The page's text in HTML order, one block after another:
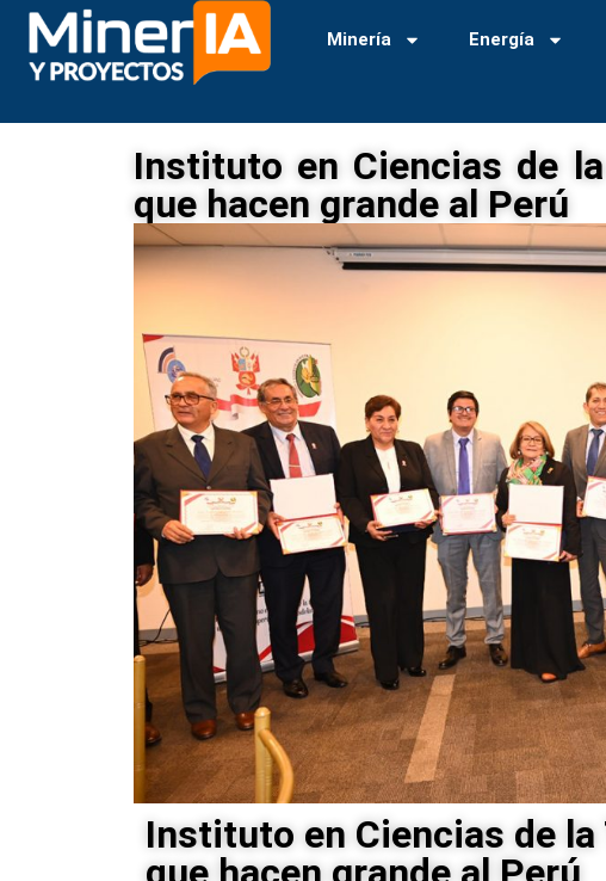
Minería Energía
Instituto en Ciencias de
que hacen grande al Perú
Instituto en Ciencias de